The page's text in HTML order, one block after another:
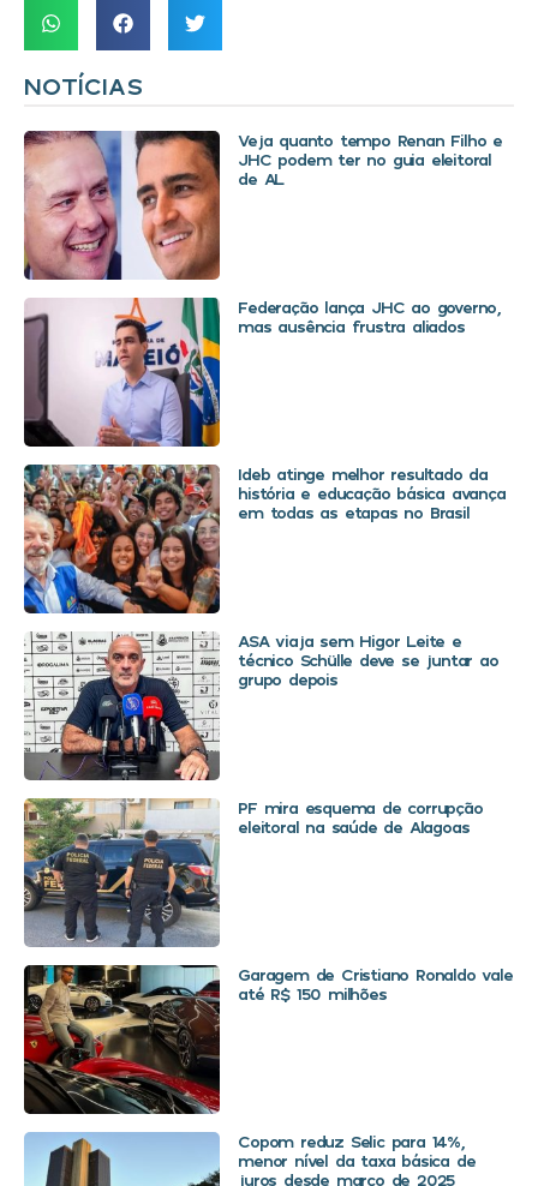
NOTÍCIAS
Veja quanto tempo Renan Filho e
JHC podem ter no guia eleitoral
de AL
Federação lança JHC ao governo,
mas ausência frustra aliados
Ideb atinge melhor resultado da
história e educação básica avança
em todas as etapas no Brasil
ASA viaja sem Higor Leite e
técnico Schülle deve se juntar ao
grupo depois
PF mira esquema de corrupção
eleitoral na saúde de Alagoas
Garagem de Cristiano Ronaldo vale
até R$ 150 milhões
Copom reduz Selic para 14%,
menor nível da taxa básica de
juros desde março de 2025